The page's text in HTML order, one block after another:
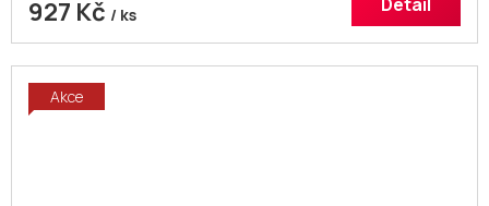
927 Kč / ks
Akce